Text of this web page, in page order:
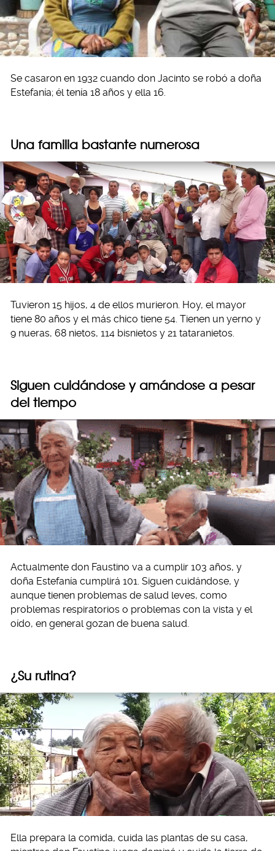
Se casaron en 1932 cuando don Jacinto se robó a doña
Estefanía; él tenía 18 años y ella 16.
Una familia bastante numerosa
Tuvieron 15 hijos, 4 de ellos murieron. Hoy, el mayor
tiene 80 años y el más chico tiene 54. Tienen un yerno y
9 nueras, 68 nietos, 114 bisnietos y 21 tataranietos.
Siguen cuidándose y amándose a pesar
del tiempo
Actualmente don Faustino va a cumplir 103 años, y
doña Estefanía cumplirá 101. Siguen cuidándose, y
aunque tienen problemas de salud leves, como
problemas respiratorios o problemas con la vista y el
oído, en general gozan de buena salud.
¿Su rutina?
Ella prepara la comida, cuida las plantas de su casa,